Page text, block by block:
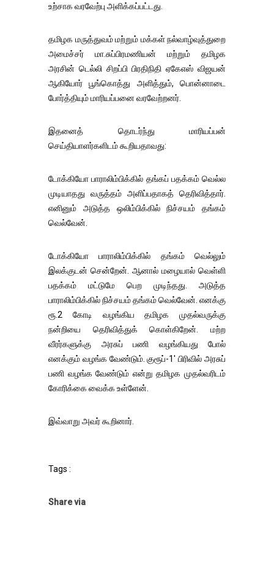
உற்சாக வரவேற்பு அளிக்கப்பட்டது.
தமிழக மருத்துவம் மற்றும் மக்கள் நல்வாழ்வுத்துறை
அமைச்சர் மா.சுப்பிரமணியன் மற்றும் தமிழக
அரசின் டெல்லி சிறப்பி பிரதிநிதி ஏகேஎஸ் விஜயன்
ஆகியோர் பூங்கொத்து அளித்தும், பொன்னாடை
போர்த்தியும் மாரியப்பனை வரவேற்றனர்.
இதனைத் தொடர்ந்து மாரியப்பன்
செய்தியாளர்களிடம் கூறியதாவது:
டோக்கியோ பாராலிம்பிக்கில் தங்கப் பதக்கம் வெல்ல
முடியாதது வருத்தம் அளிப்பதாகத் தெரிவித்தார்.
எனினும் அடுத்த ஒலிம்பிக்கில் நிச்சயம் தங்கம்
வெல்வேன்.
டோக்கியோ பாராலிம்பிக்கில் தங்கம் வெல்லும்
இலக்குடன் சென்றேன். ஆனால் மழையால் வெள்ளி
பதக்கம் மட்டுமே பெற முடிந்தது. அடுத்த
பாராலிம்பிக்கில் நிச்சயம் தங்கம் வெல்வேன். எனக்கு
ரூ.2 கோடி வழங்கிய தமிழக முதல்வருக்கு
நன்றியை தெரிவித்துக் கொள்கிறேன். மற்ற
வீரர்களுக்கு அரசுப் பணி வழங்கியது போல்
எனக்கும் வழங்க வேண்டும். குரூப்-1' பிரிவில் அரசுப்
பணி வழங்க வேண்டும் என்று தமிழக முதல்வரிடம்
கோரிக்கை வைக்க உள்ளேன்.
இவ்வாறு அவர் கூறினார்.
Tags :
Share via